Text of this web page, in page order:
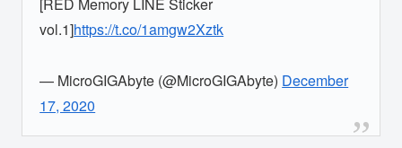
vol.1]https://t.co/1amgw2Xztk
— MicroGIGAbyte (@MicroGIGAbyte) December
17, 2020